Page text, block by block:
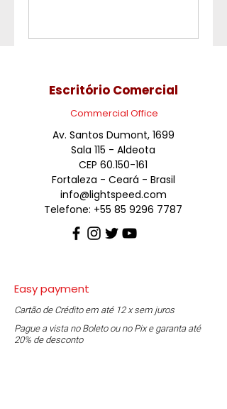
Escritório Comercial
Commercial Office
Av. Santos Dumont, 1699
Sala 115 - Aldeota
CEP 60.150-161
Fortaleza - Ceará - Brasil
info@lightspeed.com
Telefone: +55 85 9296 7787
Easy payment
Cartão de Crédito em até 12 x sem juros
Pague a vista no Boleto ou no Pix e garanta até
20% de desconto